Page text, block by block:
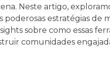
Neste artigo,
poderosas estratégias
sobre como essas
comunidades